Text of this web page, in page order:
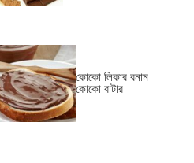
কোকো লিকার বনাম
কোকো বাটার